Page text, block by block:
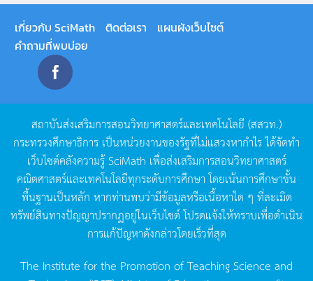
เกี่ยวกับ SciMath ติดต่อเรา
แผนผังเว็บไซต์
คำถามที่พบบ่อย
สถาบันส่งเสริมการสอนวิทยาศาสตร์และเทคโนโลยี (สสวท.)
กระทรวงศึกษาธิการ เป็นหน่วยงานของรัฐที่ไม่แสวงหากำไรได้จัดทำ
เว็บไซต์คลังความรู้SciMath เพื่อส่งเสริมการสอนวิทยาศาสตร์
คณิตศาสตร์และเทคโนโลยีทุกระดับการศึกษา โดยเน้นการศึกษาขั้น
พื้นฐานเป็นหลัก หากท่านพบว่ามีข้อมูลหรือเนื้อหาใด ๆ ที่ละเมิด
ทรัพย์สินทางปัญญาปรากฏอยู่ในเว็บไซต์โปรดแจ้งให้ทราบเพื่อดำเนิน
การแก้ปัญหาดังกล่าวโดยเร็วที่สุด
The Institute for the Promotion of Teaching Science and